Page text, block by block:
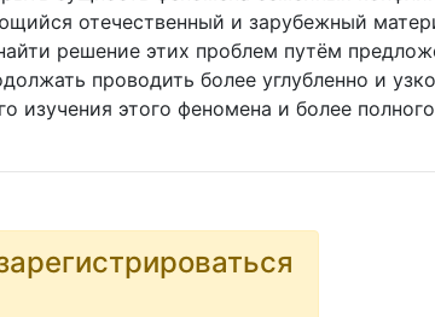
отечественный и зарубежный
решение этих проблем путём
проводить более углубленно и
изучения этого феномена и более полного